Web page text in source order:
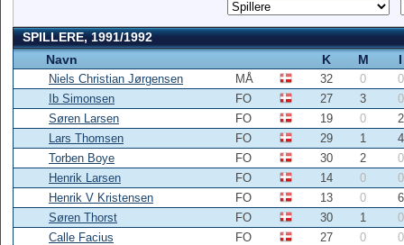
SPILLERE, 1991/1992
Navn
K M I
Niels Christian Jørgensen MÅ 32 0
0
Ib Simonsen
FO 27 3
0
Søren Larsen
FO 19 0
2
Lars Thomsen
FO 29 1
4
Torben Boye
FO 30 2
0
Henrik Larsen
FO 14 0
0
Henrik V Kristensen
FO 13 0
6
Søren Thorst
FO 30 1
0
Calle Facius
FO 27 0
0